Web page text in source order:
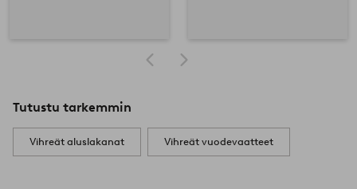
Tutustu tarkemmin
Vihreät aluslakanat Vihreät vuodevaatteet